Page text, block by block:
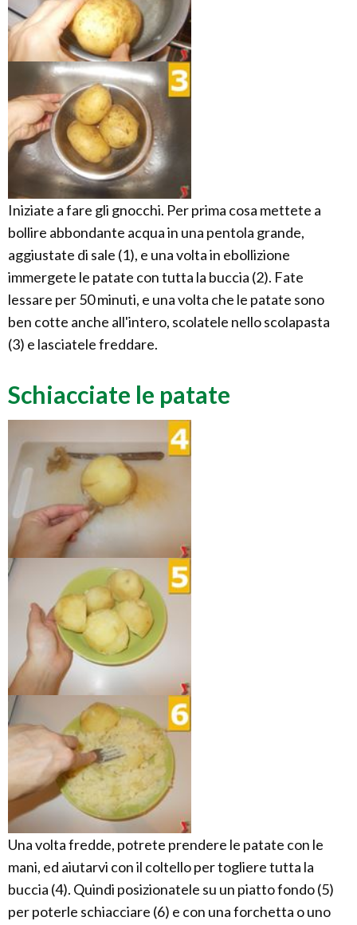
Iniziate a fare gli gnocchi. Per prima cosa mettete a
bollire abbondante acqua in una pentola grande,
aggiustate di sale (1), e una volta in ebollizione
immergete le patate con tutta la buccia (2). Fate
lessare per 50 minuti, e una volta che le patate sono
ben cotte anche all'intero, scolatele nello scolapasta
(3) e lasciatele freddare.
Schiacciate le patate
Una volta fredde, potrete prendere le patate con le
mani, ed aiutarvi con il coltello per togliere tutta la
buccia (4). Quindi posizionatele su un piatto fondo (5)
per poterle schiacciare (6) e con una forchetta o uno